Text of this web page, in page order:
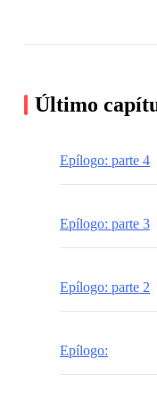
Último
Epílogo: parte 4
Epílogo: parte 3
Epílogo: parte 2
Epílogo: